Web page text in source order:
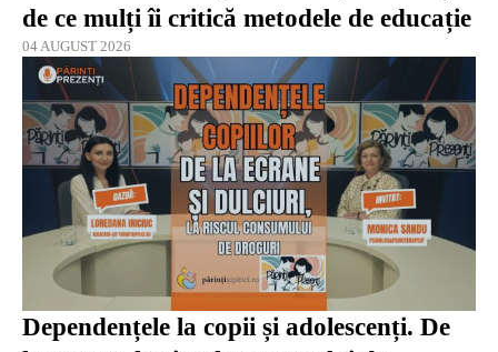
de ce mulți îi critică metodele de educație
04 AUGUST 2026
Dependențele la copii și adolescenți. De